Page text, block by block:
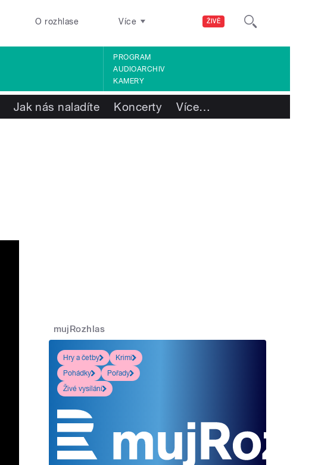
ŽIVĚ
O rozhlase Více
PROGRAM
AUDIOARCHIV
KAMERY
Jak nás naladíte Koncerty Více…
mujRozhlas
Hry a četby
Krimi
Pohádky
Pořady
Živé vysílání